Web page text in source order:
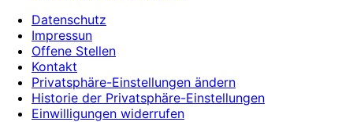
Datenschutz
Impressun
Offene Stellen
Kontakt
Privatsphäre-Einstellungen ändern
Historie der Privatsphäre-Einstellungen
Einwilligungen widerrufen